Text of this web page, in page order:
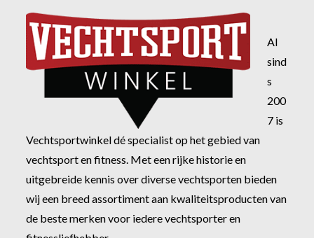
Al
sind
s
200
7 is
Vechtsportwinkel dé specialist op het gebied van
vechtsport en fitness. Met een rijke historie en
uitgebreide kennis over diverse vechtsporten bieden
wij een breed assortiment aan kwaliteitsproducten van
de beste merken voor iedere vechtsporter en